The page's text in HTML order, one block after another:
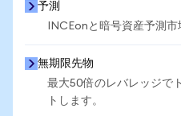
予測
INCEonと暗号資産予測市
無期限先物
最大50倍のレバレッジで
トします。